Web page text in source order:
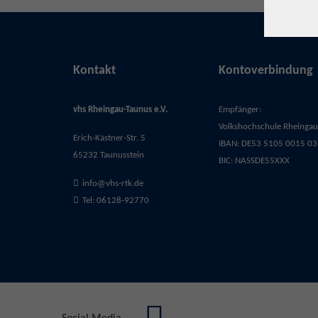
Kontakt
vhs Rheingau-Taunus e.V.
Erich-Kästner-Str. 5
65232 Taunusstein
info@vhs-rtk.de
Tel: 06128-92770
Kontoverbindung
Empfänger:
Volkshochschule
IBAN: DE53 5105 0015
BIC: NASSDE55XXX